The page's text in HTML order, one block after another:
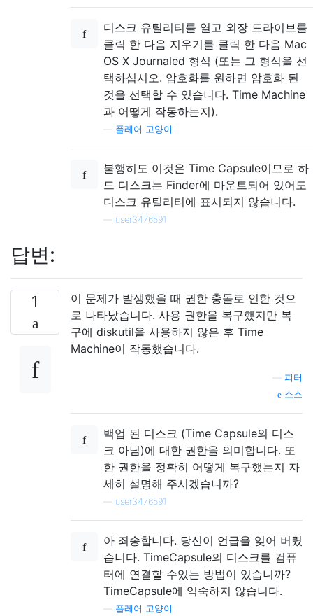
디스크 유틸리티를 열고 외장 드라이브를
클릭 한 다음 지우기를 클릭 한 다음 Mac
OS X Journaled 형식 (또는 그 형식을 선
택하십시오. 암호화를 원하면 암호화 된
것을 선택할 수 있습니다. Time Machine
과 어떻게 작동하는지).
플레어 고양이
불행히도 이것은 Time Capsule이므로 하
드 디스크는 Finder에 마운트되어 있어도
디스크 유틸리티에 표시되지 않습니다.
user3476591
답변:
1
이 문제가 발생했을 때 권한 충돌로 인한 것으
로 나타났습니다. 사용 권한을 복구했지만 복
구에 diskutil을 사용하지 않은 후 Time
Machine이 작동했습니다.
피터
소스
백업 된 디스크 (Time Capsule의 디스
크 아님)에 대한 권한을 의미합니다. 또
한 권한을 정확히 어떻게 복구했는지 자
세히 설명해 주시겠습니까?
user3476591
아 죄송합니다. 당신이 언급을 잊어 버렸
습니다. TimeCapsule의 디스크를 컴퓨
터에 연결할 수있는 방법이 있습니까?
TimeCapsule에 익숙하지 않습니다.
플레어 고양이